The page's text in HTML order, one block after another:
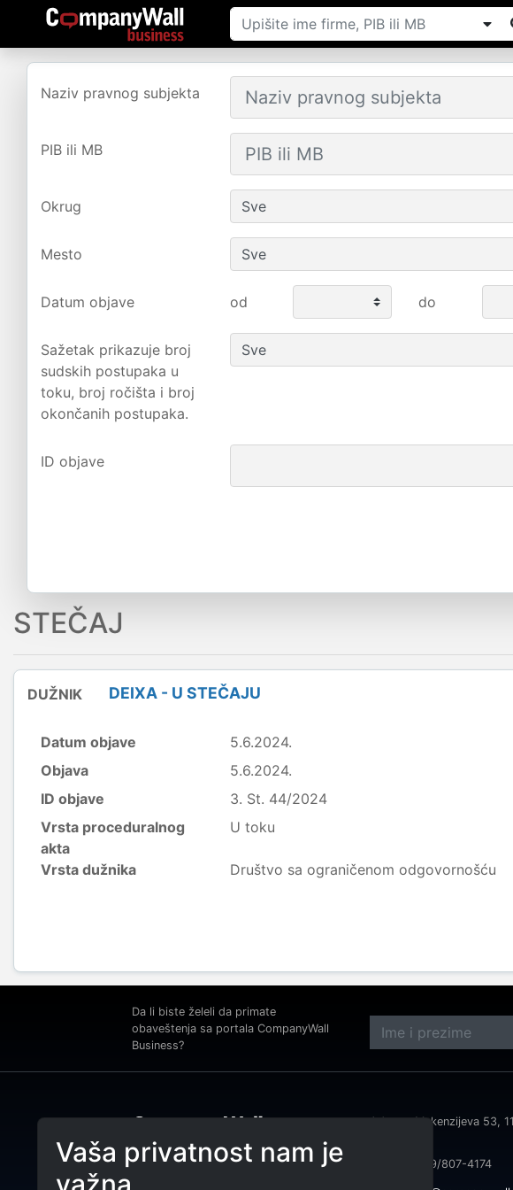
Naziv pravnog subjekta
PIB ili MB
Okrug
Mesto
Datum objave od do
Sažetak prikazuje broj
sudskih postupaka u
toku, broj ročišta i broj
okončanih postupaka.
ID objave
STEČAJ
DUŽNIK DEIXA - U STEČAJU
Datum objave
5.6.2024.
Objava
5.6.2024.
ID objave
3. St. 44/2024
Vrsta proceduralnog
akta
U toku
Vrsta dužnika Društvo sa ograničenom odgovornošću
Da li biste želeli da primate
obaveštenja sa portala CompanyWall
Business?
Adresa: Makenzijeva 53,
Telefon: 069/807-4174
Vaša privatnost nam je